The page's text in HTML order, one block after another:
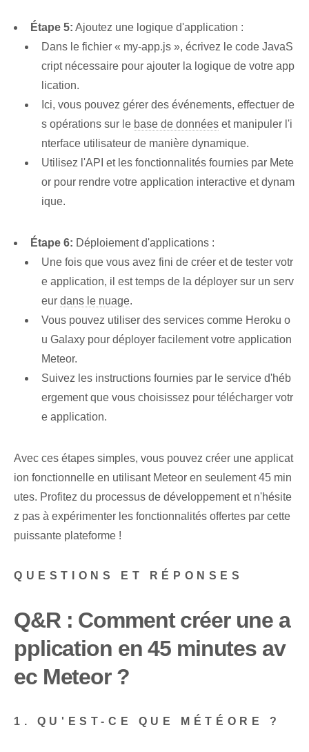
Étape 5: Ajoutez une logique d'application :
Dans le fichier « my-app.js », écrivez le code JavaS
cript nécessaire pour ajouter la logique de votre app
lication.
Ici, vous pouvez gérer des événements, effectuer de
s opérations sur le base de données et manipuler l'i
nterface utilisateur de manière dynamique.
Utilisez l'API et les fonctionnalités fournies par Mete
or pour rendre votre application interactive et dynam
ique.
Étape 6: Déploiement d'applications :
Une fois que vous avez fini de créer et de tester votr
e application, il est temps de la déployer sur un serv
eur dans le nuage.
Vous pouvez utiliser des services comme Heroku o
u Galaxy pour déployer facilement votre application
Meteor.
Suivez les instructions fournies par le service d'héb
ergement que vous choisissez pour télécharger votr
e application.
Avec ces étapes simples, vous pouvez créer une applicat
ion fonctionnelle en utilisant Meteor en seulement 45 min
utes. Profitez du processus de développement et n'hésite
z pas à expérimenter les fonctionnalités offertes par cette
puissante plateforme !
QUESTIONS ET RÉPONSES
Q&R : Comment créer une a
pplication en 45 minutes av
ec Meteor ?
1. QU'EST-CE QUE MÉTÉORE ?